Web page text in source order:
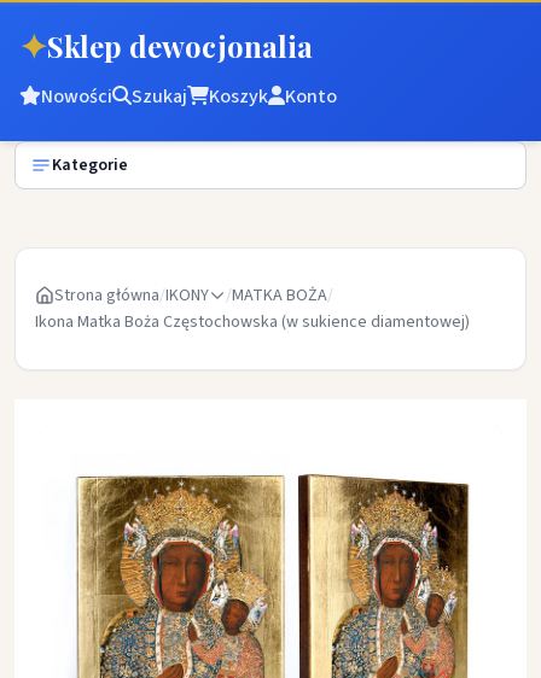
✦Sklep dewocjonalia
Nowości Szukaj Koszyk Konto
Kategorie
Strona główna/IKONY /MATKA BOŻA/
Ikona Matka Boża Częstochowska (w sukience diamentowej)